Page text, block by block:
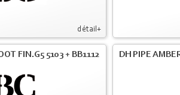
détail+
FIN.G5 5103 + BB1112 DH PIPE